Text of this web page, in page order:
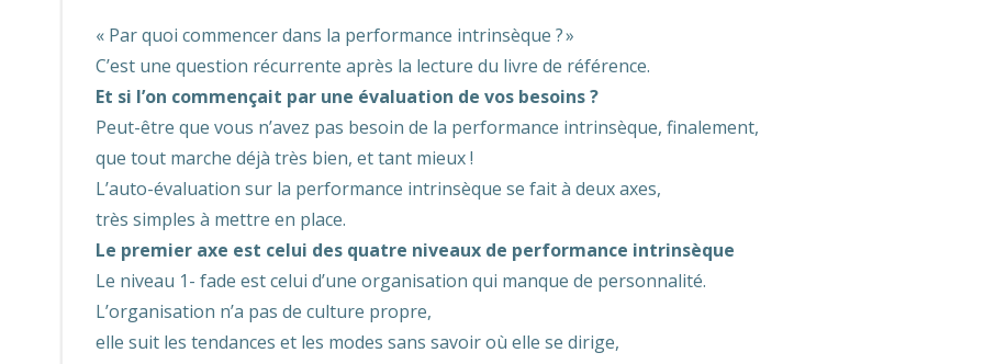
« Par quoi commencer dans la performance intrinsèque ? »
C’est une question récurrente après la lecture du livre de référence.
Et si l’on commençait par une évaluation de vos besoins ?
Peut-être que vous n’avez pas besoin de la performance intrinsèque, finalement,
que tout marche déjà très bien, et tant mieux !
L’auto-évaluation sur la performance intrinsèque se fait à deux axes,
très simples à mettre en place.
Le premier axe est celui des quatre niveaux de performance intrinsèque
Le niveau 1- fade est celui d’une organisation qui manque de personnalité.
L’organisation n’a pas de culture propre,
elle suit les tendances et les modes sans savoir où elle se dirige,